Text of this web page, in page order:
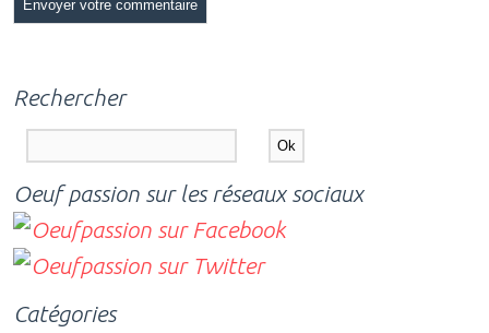
Rechercher
Oeuf passion sur les réseaux sociaux
Catégories